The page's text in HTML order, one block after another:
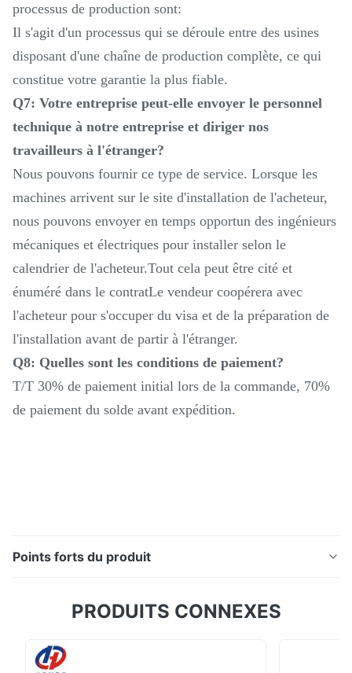
processus de production sont:
Il s'agit d'un processus qui se déroule entre des usines
disposant d'une chaîne de production complète, ce qui
constitue votre garantie la plus fiable.
Q7: Votre entreprise peut-elle envoyer le personnel
technique à notre entreprise et diriger nos
travailleurs à l'étranger?
Nous pouvons fournir ce type de service. Lorsque les
machines arrivent sur le site d'installation de l'acheteur,
nous pouvons envoyer en temps opportun des ingénieurs
mécaniques et électriques pour installer selon le
calendrier de l'acheteur.Tout cela peut être cité et
énuméré dans le contratLe vendeur coopérera avec
l'acheteur pour s'occuper du visa et de la préparation de
l'installation avant de partir à l'étranger.
Q8: Quelles sont les conditions de paiement?
T/T 30% de paiement initial lors de la commande, 70%
de paiement du solde avant expédition.
Points forts du produit
CNC SMTCL PBC130s est équipée de deux rails de
machine-outil possède de multiples fonctions
PRODUITS CONNEXES